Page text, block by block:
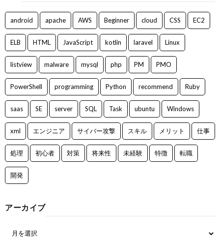
android apache AWS Beginner cloud CSS EC2
ELB HTML JavaScript kotlin laravel Linux
listview malware mysql php PM PMO
PowerShell programming Python recommend Ruby
saas SE server SQL Task ubuntu Windows
xml エンジニア サイバー攻撃 スキル メリット 仕事
処理 初心者 対策 将来性 未経験 特徴 転職
開発
アーカイブ